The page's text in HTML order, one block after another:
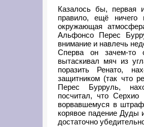
Казалось бы, первая
правило, ещё
окружающая
Альфонсо Перес
внимание и навлечь
Сперва он зачем-то
вытаскивал мяч из
поразить Ренато,
защитником (так что
Перес Бурруль,
посчитал, что
ворвавшемуся в
корявое падение Дуды
достаточно